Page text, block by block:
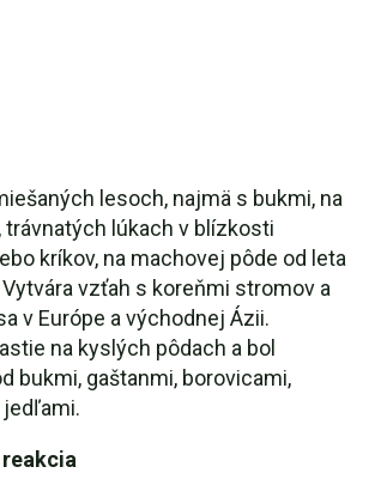
lesoch, najmä s bukmi, na
trávnatých lúkach v blízkosti
kríkov, na machovej pôde od leta
vzťah s koreňmi stromov a
v Európe a východnej Ázii.
na kyslých pôdach a bol
bukmi, gaštanmi, borovicami,